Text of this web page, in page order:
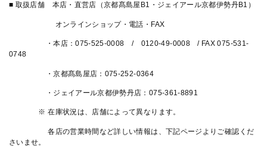
■ 取扱店舗 本店・直営店（京都髙島屋B1・ジェイアール京都伊勢丹B1）
オンラインショップ・電話・FAX
・本店：075-525-0008 / 0120-49-0008 / FAX 075-531-
0748
・京都髙島屋店：075-252-0364
・ジェイアール京都伊勢丹店：075-361-8891
※ 在庫状況は、店舗によって異なります。
各店の営業時間など詳しい情報は、下記ページよりご確認くだ
さいませ。